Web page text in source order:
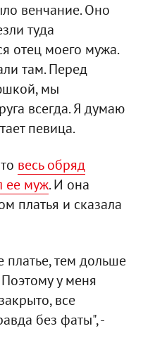
венчание. Оно
туда
отец моего мужа.
там. Перед
мы
всегда. Я думаю
певица.
весь обряд
ее муж. И она
платья и сказала
тем дольше
у меня
все
без фаты", -